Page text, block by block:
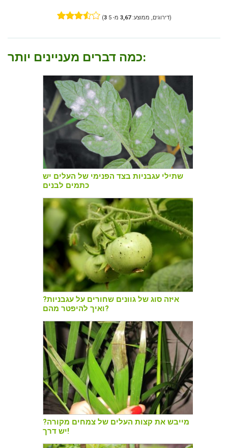
(3 דירוגים, ממוצע:3,67 מ- 5)
כמה דברים מעניינים יותר:
שתילי עגבניות בצד הפנימי של העלים יש
כתמים לבנים
איזה סוג של גוונים שחורים על עגבניות?
ואיך להיפטר מהם?
מייבש את קצות העלים של צמחים מקורה?
יש דרך!